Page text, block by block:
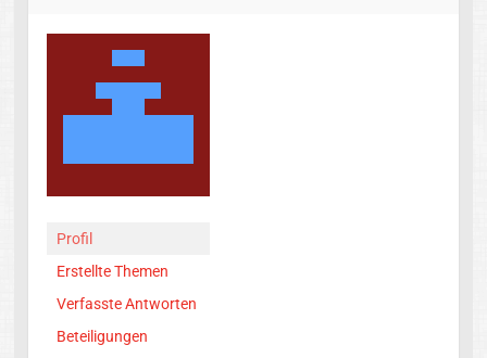
Profil
Erstellte Themen
Verfasste Antworten
Beteiligungen